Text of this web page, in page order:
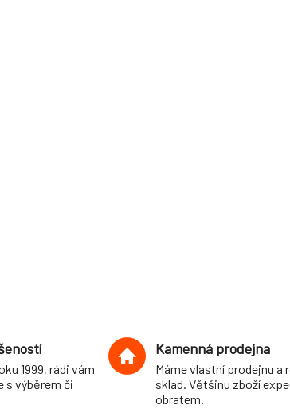
1999, rádi vám
s výběrem či
Kamenná prodejna
Máme vlastní prodejnu a
sklad. Většinu zboží
obratem.